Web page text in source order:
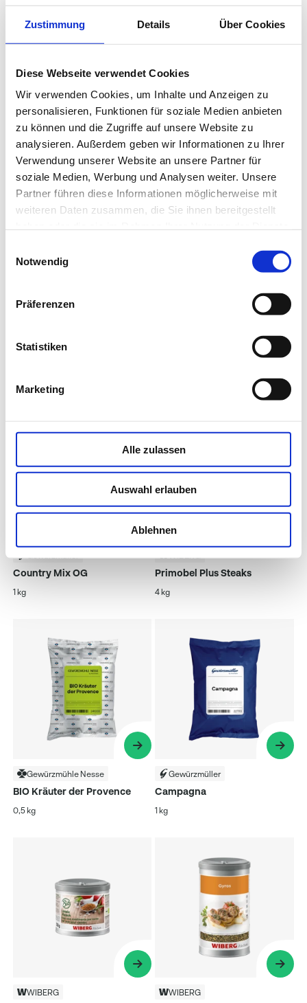
Zustimmung Details Über Cookies
Diese Webseite verwendet Cookies
Wir verwenden Cookies, um Inhalte und Anzeigen zu
personalisieren, Funktionen für soziale Medien anbieten
zu können und die Zugriffe auf unsere Website zu
analysieren. Außerdem geben wir Informationen zu Ihrer
Verwendung unserer Website an unsere Partner für
soziale Medien, Werbung und Analysen weiter. Unsere
Partner führen diese Informationen möglicherweise mit
weiteren Daten zusammen, die Sie ihnen bereitgestellt
Notwendig
Präferenzen
Statistiken
Marketing
Alle zulassen
Auswahl erlauben
Ablehnen
Gewürzmühle Nesse
BIO Gyros ohne Hefe
1 kg
Gewürzmüller
Reichenau Kräuter Marinade
Gyros
Country Mix OG
1 kg
Primobel Plus Steaks
4 kg
Gewürzmühle Nesse
BIO Kräuter der Provence
0,5 kg
Gewürzmüller
Campagna
1 kg
WIBERG WIBERG